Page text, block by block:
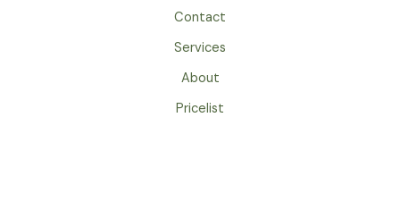
Contact
Services
About
Pricelist